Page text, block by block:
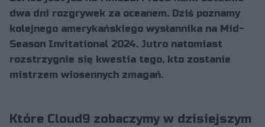
dwa dni rozgrywek za oceanem. Dziś poznamy
kolejnego amerykańskiego wysłannika na Mid-
Season Invitational 2024. Jutro natomiast
rozstrzygnie się kwestia tego, kto zostanie
mistrzem wiosennych zmagań.
Które Cloud9 zobaczymy w dzisiejszym